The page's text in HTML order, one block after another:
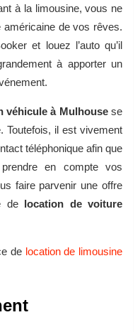
à la limousine, vous ne
de vos rêves.
et louez l’auto qu’il
à apporter un
véhicule à Mulhousese
Toutefois, il est vivement
téléphonique afin que
en compte vos
faire parvenir une offre
de location de voiture
de location de limousine